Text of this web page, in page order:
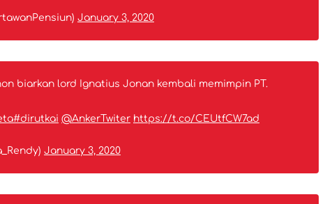
January 3, 2020
biarkan lord Ignatius Jonan kembali memimpin PT.
#dirutkai @AnkerTwiter https://t.co/CEUtfCW7ad
January 3, 2020